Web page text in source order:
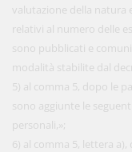
valutazione della natura
relativi al numero delle
sono pubblicati e
modalità stabilite dal
5) al comma 5, dopo le
sono aggiunte le
personali,»;
6) al comma 5, lettera